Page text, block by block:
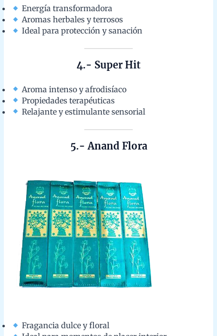
5.- Anand Flora
Fragancia dulce y floral
Ideal para momentos de placer interior
Elaborado con ingredientes naturales
Sobre nosotros